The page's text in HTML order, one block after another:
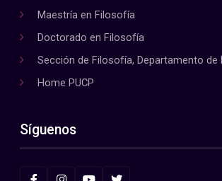
Maestría en Filosofía
Doctorado en Filosofía
Sección de Filosofía, Departamento de
Home PUCP
Síguenos